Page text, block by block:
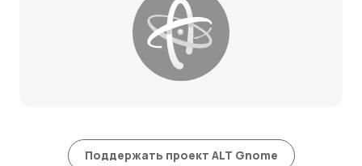
ALT Atomic
Поддержать проект ALT Gnome